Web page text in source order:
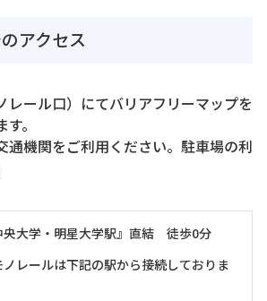
アクセス
ール口）にてバリアフリーマップを
。
機関をご利用ください。駐車場の利
央大学・明星大学駅』直結 徒歩0分
レールは下記の駅から接続しておりま